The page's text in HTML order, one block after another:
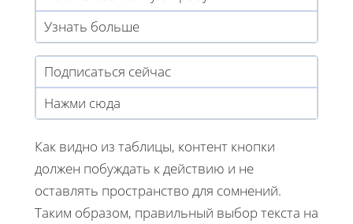
Узнать больше
Подписаться сейчас
Нажми сюда
Как видно из таблицы, контент кнопки
должен побуждать к действию и не
оставлять пространство для сомнений.
Таким образом, правильный выбор текста на